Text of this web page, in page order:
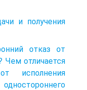
и получения
отказ от
Чем отличается
исполнения